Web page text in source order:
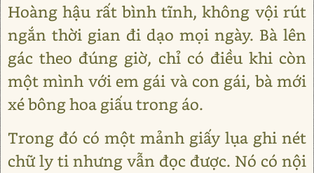
Hoàng hậu rất bình tĩnh, không vội rút
ngắn thời gian đi dạo mọi ngày. Bà lên
gác theo đúng giờ, chỉ có điều khi còn
một mình với em gái và con gái, bà mới
xé bông hoa giấu trong áo.
Trong đó có một mảnh giấy lụa ghi nét
chữ ly ti nhưng vẫn đọc được. Nó có nội